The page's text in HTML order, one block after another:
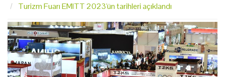
Turizm Fuarı EMITT 2023'ün tarihleri açıklandı